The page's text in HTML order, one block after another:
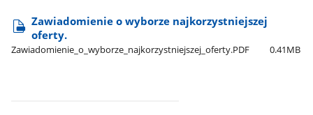
Zawiadomienie o wyborze najkorzystniejszej
oferty.
Zawiadomienie​_o​_wyborze​_najkorzystniejszej​_oferty.PDF 0.41MB